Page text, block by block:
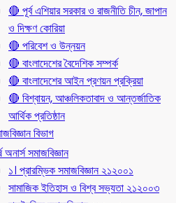
🔴 পূর্ব এশিয়ার সরকার ও রাজনীতি চীন, জাপান
ও দিক্ষণ কোরিয়া
🔴 পরিবেশ ও উন্নয়ন
🔴 বাংলাদেশের বৈদেশিক সম্পর্ক
🔴 বাংলাদেশের আইন প্রণয়ন প্রক্রিয়া
🔴 বিশ্বায়ন, আঞ্চলিকতাবাদ ও আন্তর্জাতিক
আর্থিক প্রতিষ্ঠান
বিভাগ
অনার্স সমাজবিজ্ঞান
১। প্রারম্ভিক সমাজবিজ্ঞান ২১২০০১
সামাজিক ইতিহাস ও বিশ্ব সভ্যতা ২১২০০৩